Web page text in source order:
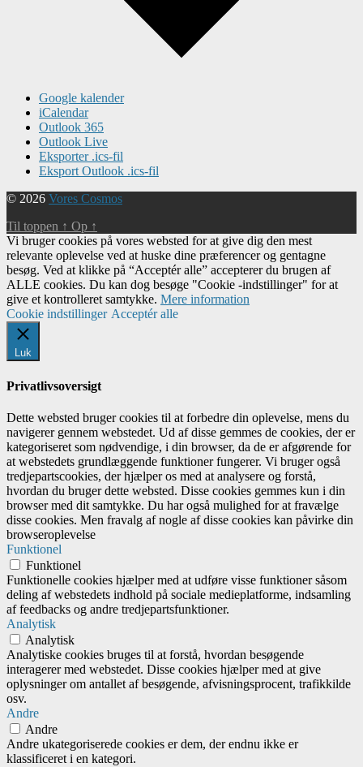
Google kalender
iCalendar
Outlook 365
Outlook Live
Eksporter .ics-fil
Eksport Outlook .ics-fil
© 2026 Vores Cosmos
Til toppen ↑ Op ↑
Vi bruger cookies på vores websted for at give dig den mest
relevante oplevelse ved at huske dine præferencer og gentagne
besøg. Ved at klikke på “Acceptér alle” accepterer du brugen af ​​
ALLE cookies. Du kan dog besøge "Cookie -indstillinger" for at
give et kontrolleret samtykke. Mere information
Cookie indstillinger Acceptér alle
Luk
Privatlivsoversigt
Dette websted bruger cookies til at forbedre din oplevelse, mens du
navigerer gennem webstedet. Ud af disse gemmes de cookies, der er
kategoriseret som nødvendige, i din browser, da de er afgørende for
at webstedets grundlæggende funktioner fungerer. Vi bruger også
tredjepartscookies, der hjælper os med at analysere og forstå,
hvordan du bruger dette websted. Disse cookies gemmes kun i din
browser med dit samtykke. Du har også mulighed for at fravælge
disse cookies. Men fravalg af nogle af disse cookies kan påvirke din
browseroplevelse
Funktionel
Funktionel
Funktionelle cookies hjælper med at udføre visse funktioner såsom
deling af webstedets indhold på sociale medieplatforme, indsamling
af feedbacks og andre tredjepartsfunktioner.
Analytisk
Analytisk
Analytiske cookies bruges til at forstå, hvordan besøgende
interagerer med webstedet. Disse cookies hjælper med at give
oplysninger om antallet af besøgende, afvisningsprocent, trafikkilde
osv.
Andre
Andre
Andre ukategoriserede cookies er dem, der endnu ikke er
klassificeret i en kategori.